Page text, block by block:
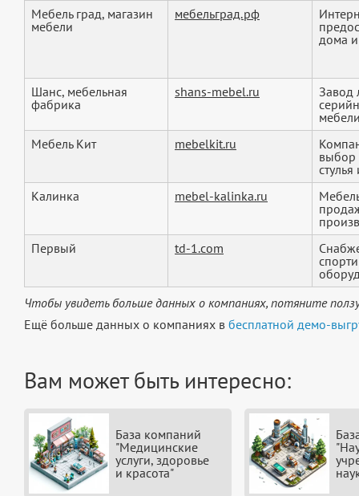
Мебель град, магазин
мебели
мебельград.рф
дома
Шанс, мебельная
фабрика
shans-mebel.ru
Завод
Мебель Кит
mebelkit.ru
выбор
стулья
Калинка
mebel-kalinka.ru
Первый
td-1.com
Чтобы увидеть больше данных о компаниях, потяните
Ещё больше данных о компаниях в бесплатной демо-
Вам может быть интересно:
База компаний
"Медицинские
услуги, здоровье
и красота"